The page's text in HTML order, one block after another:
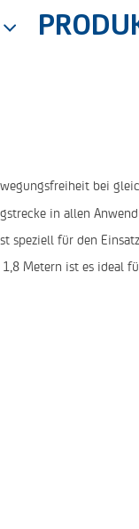
bei
in allen
für den
Metern ist es ideal